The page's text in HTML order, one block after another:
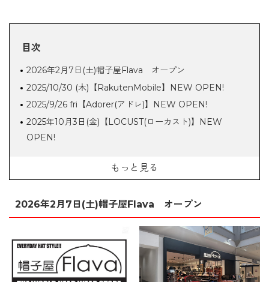
目次
2026年2月7日(土)帽子屋Flava オープン
2025/10/30 (木)【RakutenMobile】NEW OPEN!
2025/9/26 fri【Adorer(アドレ)】NEW OPEN!
2025年10月3日(金)【LOCUST(ローカスト)】NEW
OPEN!
4/26(土) STARBUCKS (スターバックス)NEW OPEN
ドクローゼットセレクト）】NEW OPEN！
2024.11.15 fri.【3COINS＋plus(スリーコインズプラス)】
NEW OPEN！
くだものかふぇ 閉店のお知らせ【2024年9月30日】
珈琲館 閉店のお知らせ【2024年9月30日】
もっと見る
2026年2月7日(土)帽子屋Flava オープン